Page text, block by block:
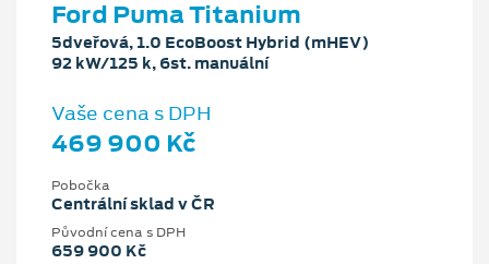
Ford Puma Titanium
5dveřová, 1.0 EcoBoost Hybrid (mHEV)
92 kW/125 k, 6st. manuální
Vaše cena s DPH
469 900 Kč
Pobočka
Centrální sklad v ČR
Původní cena s DPH
659 900 Kč